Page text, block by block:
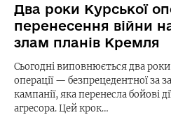
Два роки Курської
перенесення війни
злам планів Кремля
Сьогодні виповнюється два роки
операції — безпрецедентної за
кампанії, яка перенесла бойові
агресора. Цей крок…